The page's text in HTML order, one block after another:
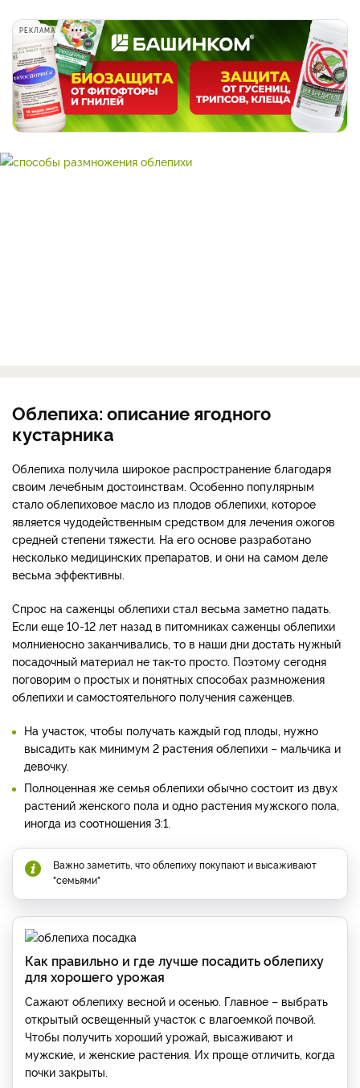
РЕКЛАМА
Облепиха: описание ягодного
кустарника
Облепиха получила широкое распространение благодаря
своим лечебным достоинствам. Особенно популярным
стало облепиховое масло из плодов облепихи, которое
является чудодейственным средством для лечения ожогов
средней степени тяжести. На его основе разработано
несколько медицинских препаратов, и они на самом деле
весьма эффективны.
Спрос на саженцы облепихи стал весьма заметно падать.
Если еще 10-12 лет назад в питомниках саженцы облепихи
молниеносно заканчивались, то в наши дни достать нужный
посадочный материал не так-то просто. Поэтому сегодня
поговорим о простых и понятных способах размножения
облепихи и самостоятельного получения саженцев.
На участок, чтобы получать каждый год плоды, нужно
высадить как минимум 2 растения облепихи – мальчика и
девочку.
Полноценная же семья облепихи обычно состоит из двух
растений женского пола и одно растения мужского пола,
иногда из соотношения 3:1.
Важно заметить, что облепиху покупают и высаживают
"семьями"
Как правильно и где лучше посадить облепиху
для хорошего урожая
Сажают облепиху весной и осенью. Главное – выбрать
открытый освещенный участок с влагоемкой почвой.
Чтобы получить хороший урожай, высаживают и
мужские, и женские растения. Их проще отличить, когда
почки закрыты.